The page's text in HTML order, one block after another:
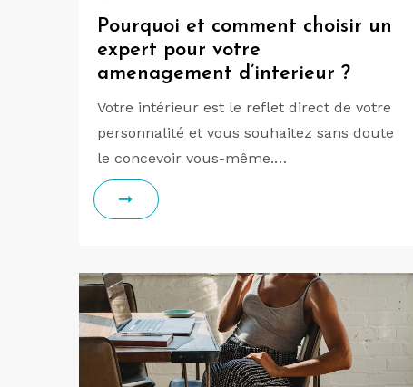
Pourquoi et comment choisir un
expert pour votre
amenagement d’interieur ?
Votre intérieur est le reflet direct de votre
personnalité et vous souhaitez sans doute
le concevoir vous-même.…